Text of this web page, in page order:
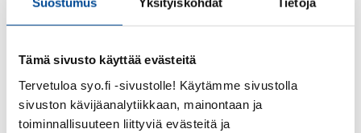
Tämä sivusto käyttää evästeitä
Tervetuloa syo.fi -sivustolle! Käytämme sivustolla
sivuston kävijäanalytiikkaan, mainontaan ja
toiminnallisuuteen liittyviä evästeitä ja
Jorma Kukkeenmäki
Katja Asikainen, Aava & Bang